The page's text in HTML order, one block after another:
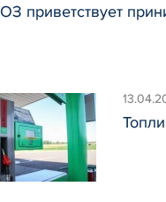
приветствует